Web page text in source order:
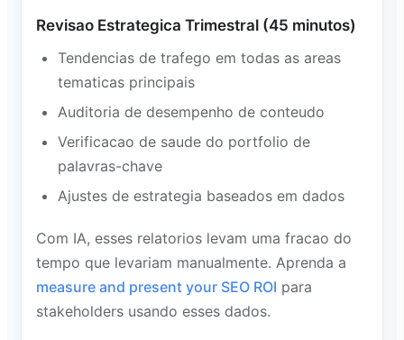
Revisao Estrategica Trimestral (45 minutos)
Tendencias de trafego em todas as areas
tematicas principais
Auditoria de desempenho de conteudo
Verificacao de saude do portfolio de
palavras-chave
Ajustes de estrategia baseados em dados
Com IA, esses relatorios levam uma fracao do
tempo que levariam manualmente. Aprenda a
measure and present your SEO ROI para
stakeholders usando esses dados.